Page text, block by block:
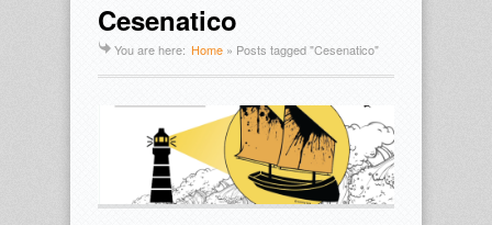
Cesenatico
You are here: Home » Posts tagged "Cesenatico"